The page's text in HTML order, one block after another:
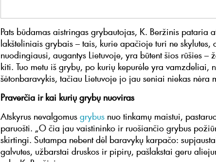
Pats būdamas aistringas grybautojas, K. Beržinis pataria
lakšteliniais grybais – tais, kurie apačioje turi ne skylutes,
nuodingiausi, augantys Lietuvoje, yra būtent šios rūšies –
kiti. Tuo metu iš grybų, po kurių kepurėle yra vamzdeliai,
šėtonbaravykis, tačiau Lietuvoje jo jau seniai niekas nėra
Praverčia ir kai kurių grybų nuoviras
Atskyrus nevalgomus grybus nuo tinkamų maistui,
paruošti. „O čia jau vaistininko ir ruošiančio grybus
skirtingi. Sutampa nebent dėl baravykų karpačo:
galvutes, užbarstai druskos ir pipirų, pašlakstai geru